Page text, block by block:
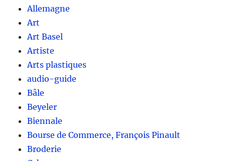
Allemagne
Art
Art Basel
Artiste
Arts plastiques
audio-guide
Bâle
Beyeler
Biennale
Bourse de Commerce, François Pinault
Broderie